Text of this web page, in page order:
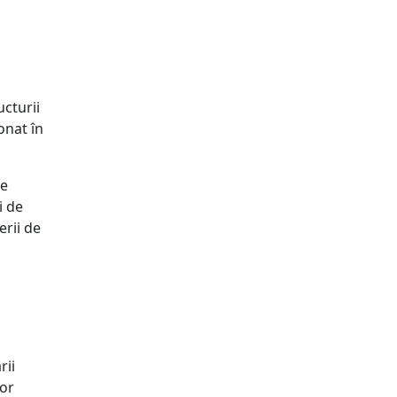
în
de
de